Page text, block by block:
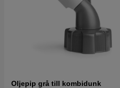
Oljepip grå till kombidunk